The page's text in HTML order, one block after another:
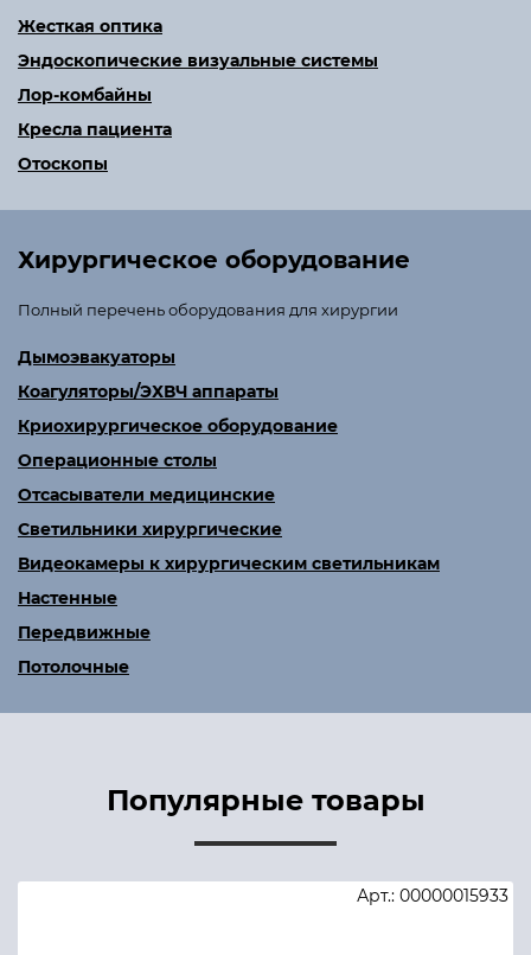
Жесткая оптика
Эндоскопические визуальные системы
Лор-комбайны
Кресла пациента
Отоскопы
Хирургическое оборудование
Полный перечень оборудования для хирургии
Дымоэвакуаторы
Коагуляторы/ЭХВЧ аппараты
Криохирургическое оборудование
Операционные столы
Отсасыватели медицинские
Светильники хирургические
Видеокамеры к хирургическим светильникам
Настенные
Передвижные
Потолочные
Популярные товары
Арт.: 00000015933